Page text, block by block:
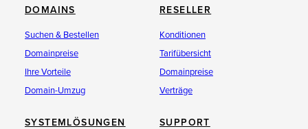
DOMAINS
Suchen & Bestellen
Domainpreise
Ihre Vorteile
Domain-Umzug
RESELLER
Konditionen
Tarifübersicht
Domainpreise
Verträge
SYSTEMLÖSUNGEN SUPPORT